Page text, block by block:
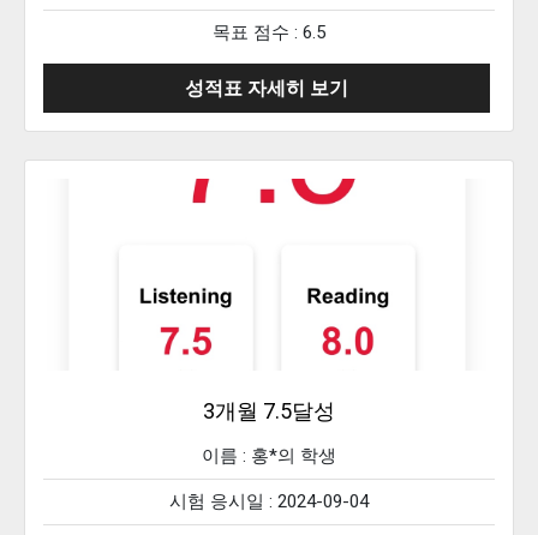
목표 점수 : 6.5
성적표 자세히 보기
3개월 7.5달성
이름 : 홍*의 학생
시험 응시일 : 2024-09-04